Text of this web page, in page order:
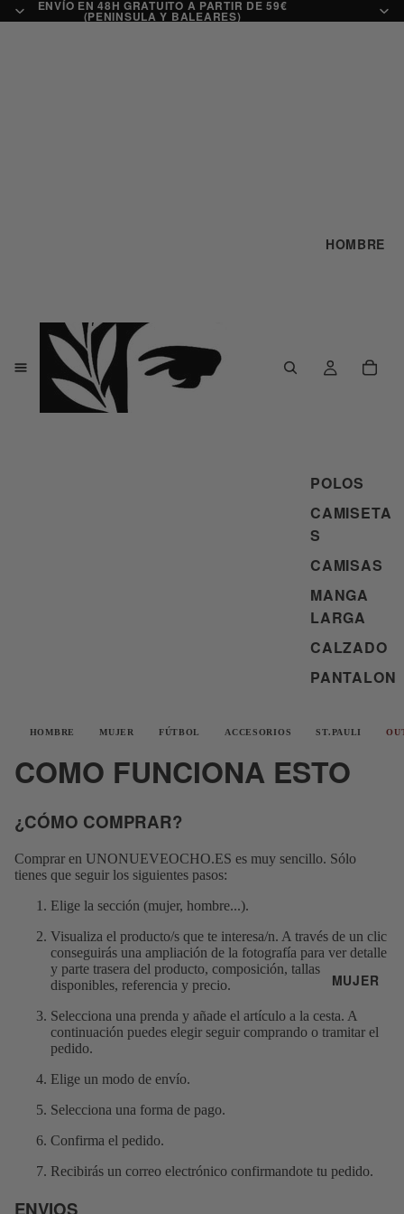
ENVÍO EN 48H GRATUITO A PARTIR DE 59€
(PENINSULA Y BALEARES)
HOMBRE
POLOS
CAMISETA
S
CAMISAS
MANGA
LARGA
CALZADO
PANTALON
MUJER
HOMBRE MUJER FÚTBOL ACCESORIOS ST.PAULI
COMO FUNCIONA ESTO
¿CÓMO COMPRAR?
Comprar en UNONUEVEOCHO.ES es muy sencillo. Sólo
tienes que seguir los siguientes pasos:
Elige la sección (mujer, hombre...).
Visualiza el producto/s que te interesa/n. A través de un clic
conseguirás una ampliación de la fotografía para ver detalle
y parte trasera del producto, composición, tallas
disponibles, referencia y precio.
Selecciona una prenda y añade el artículo a la cesta. A
continuación puedes elegir seguir comprando o tramitar el
pedido.
Elige un modo de envío.
Selecciona una forma de pago.
Confirma el pedido.
Recibirás un correo electrónico confirmandote tu pedido.
ENVIOS